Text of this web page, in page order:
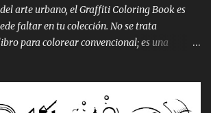
arte urbano, el Graffiti Coloring Book es
faltar en tu colección. No se trata
para colorear convencional; es una
del spray han definido los bordes de